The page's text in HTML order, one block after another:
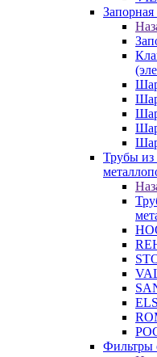
Запорная
Трубы из
Фильтры